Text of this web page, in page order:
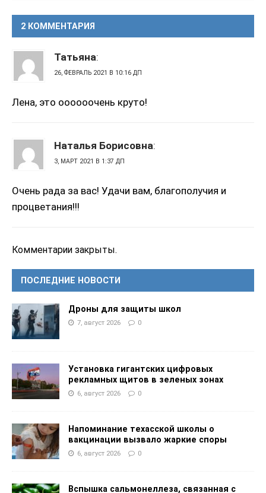
2 КОММЕНТАРИЯ
Татьяна:
26, ФЕВРАЛЬ 2021 В 10:16 ДП
Лена, это оооооочень круто!
Наталья Борисовна:
3, МАРТ 2021 В 1:37 ДП
Очень рада за вас! Удачи вам, благополучия и
процветания!!!
Комментарии закрыты.
ПОСЛЕДНИЕ НОВОСТИ
Дроны для защиты школ
7, август 2026 0
Установка гигантских цифровых
рекламных щитов в зеленых зонах
6, август 2026 0
Напоминание техасской школы о
вакцинации вызвало жаркие споры
6, август 2026 0
Вспышка сальмонеллеза, связанная с